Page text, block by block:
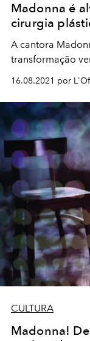
Madonna é
cirurgia
A cantora
transformação
16.08.2021 por
CULTURA
Madonna!